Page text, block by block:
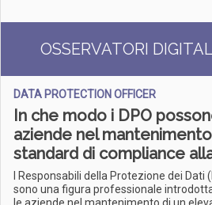
OSSERVATORI
DATA PROTECTION OFFICER
In che modo i DPO
aziende nel
standard di compliance
I Responsabili della Protezione dei
sono una figura professionale